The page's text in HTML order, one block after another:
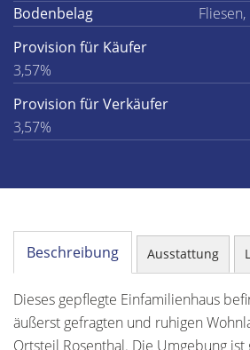
Bodenbelag
Provision für Käufer
3,57%
Provision für Verkäufer
3,57%
Beschreibung Ausstattung
Dieses gepflegte Einfamilienhaus
äußerst gefragten und ruhigen
Ortsteil Rosenthal. Die Umgebung ist